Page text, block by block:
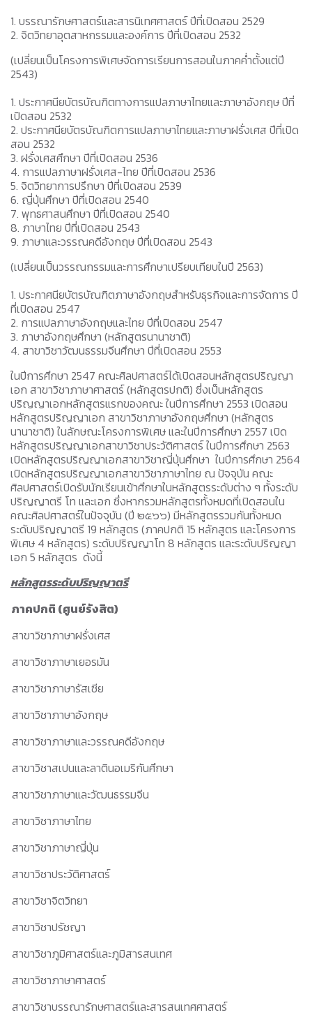
1. บรรณารักษศาสตร์และสารนิเทศศาสตร์ ปีที่เปิดสอน 2529
2. จิตวิทยาอุตสาหกรรมและองค์การ ปีที่เปิดสอน 2532
(เปลี่ยนเป็นโครงการพิเศษจัดการเรียนการสอนในภาคค่ำตั้งแต่ปี
2543)
1. ประกาศนียบัตรบัณฑิตทางการแปลภาษาไทยและภาษาอังกฤษ ปีที่
เปิดสอน 2532
2. ประกาศนียบัตรบัณฑิตการแปลภาษาไทยและภาษาฝรั่งเศส ปีที่เปิด
สอน 2532
3. ฝรั่งเศสศึกษา ปีที่เปิดสอน 2536
4. การแปลภาษาฝรั่งเศส-ไทย ปีที่เปิดสอน 2536
5. จิตวิทยาการปรึกษา ปีที่เปิดสอน 2539
6. ญี่ปุ่นศึกษา ปีที่เปิดสอน 2540
7. พุทธศาสนศึกษา ปีที่เปิดสอน 2540
8. ภาษาไทย ปีที่เปิดสอน 2543
9. ภาษาและวรรณคดีอังกฤษ ปีที่เปิดสอน 2543
(เปลี่ยนเป็นวรรณกรรมและการศึกษาเปรียบเทียบในปี 2563)
1. ประกาศนียบัตรบัณฑิตภาษาอังกฤษสำหรับธุรกิจและการจัดการ ปี
ที่เปิดสอน 2547
2. การแปลภาษาอังกฤษและไทย ปีที่เปิดสอน 2547
3. ภาษาอังกฤษศึกษา (หลักสูตรนานาชาติ)
4. สาขาวิชาวัฒนธรรมจีนศึกษา ปีที่เปิดสอน 2553
ในปีการศึกษา 2547 คณะศิลปศาสตร์ได้เปิดสอนหลักสูตรปริญญา
เอก สาขาวิชาภาษาศาสตร์ (หลักสูตรปกติ) ซึ่งเป็นหลักสูตร
ปริญญาเอกหลักสูตรแรกของคณะ ในปีการศึกษา 2553 เปิดสอน
หลักสูตรปริญญาเอก สาขาวิชาภาษาอังกฤษศึกษา (หลักสูตร
นานาชาติ) ในลักษณะโครงการพิเศษ และในปีการศึกษา 2557 เปิด
หลักสูตรปริญญาเอกสาขาวิชาประวัติศาสตร์ ในปีการศึกษา 2563
เปิดหลักสูตรปริญญาเอกสาขาวิชาญี่ปุ่นศึกษา ในปีการศึกษา 2564
เปิดหลักสูตรปริญญาเอกสาขาวิชาภาษาไทย ณ ปัจจุบัน คณะ
ศิลปศาสตร์เปิดรับนักเรียนเข้าศึกษาในหลักสูตรระดับต่าง ๆ ทั้งระดับ
ปริญญาตรี โท และเอก ซึ่งหากรวมหลักสูตรทั้งหมดที่เปิดสอนใน
คณะศิลปศาสตร์ในปัจจุบัน (ปี ๒๕๖๖) มีหลักสูตรรวมกันทั้งหมด
ระดับปริญญาตรี 19 หลักสูตร (ภาคปกติ 15 หลักสูตร และโครงการ
พิเศษ 4 หลักสูตร) ระดับปริญญาโท 8 หลักสูตร และระดับปริญญา
เอก 5 หลักสูตร ดังนี้
หลักสูตรระดับปริญญาตรี
ภาคปกติ (ศูนย์รังสิต)
สาขาวิชาภาษาฝรั่งเศส
สาขาวิชาภาษาเยอรมัน
สาขาวิชาภาษารัสเซีย
สาขาวิชาภาษาอังกฤษ
สาขาวิชาภาษาและวรรณคดีอังกฤษ
สาขาวิชาสเปนและลาตินอเมริกันศึกษา
สาขาวิชาภาษาและวัฒนธรรมจีน
สาขาวิชาภาษาไทย
สาขาวิชาภาษาญี่ปุ่น
สาขาวิชาประวัติศาสตร์
สาขาวิชาจิตวิทยา
สาขาวิชาปรัชญา
สาขาวิชาภูมิศาสตร์และภูมิสารสนเทศ
สาขาวิชาภาษาศาสตร์
สาขาวิชาบรรณารักษศาสตร์และสารสนเทศศาสตร์